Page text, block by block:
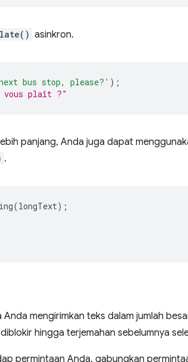
asinkron.
bus stop, please?' );
plaît ?"
panjang, Anda juga dapat
.
(longText);
mengirimkan teks dalam jumlah
hingga terjemahan sebelumnya
permintaan Anda, gabungkan